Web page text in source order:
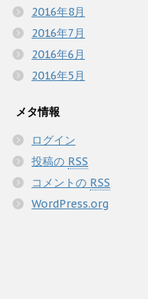
2016年8月
2016年7月
2016年6月
2016年5月
メタ情報
ログイン
投稿の RSS
コメントの RSS
WordPress.org